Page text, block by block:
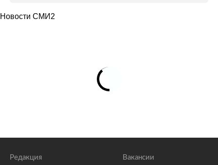
спортсменов зарплатами футболистов
Олимпийскую чемпионку по гандболу возмутила
зарплата футболиста сборной России
Новости СМИ2
Редакция Вакансии